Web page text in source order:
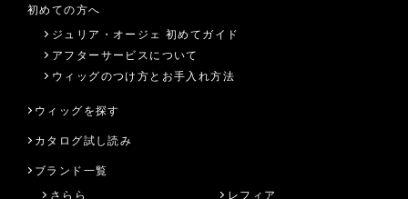
初めての方へ
ジュリア・オージェ 初めてガイド
アフターサービスについて
ウィッグのつけ方とお手入れ方法
ウィッグを探す
カタログ試し読み
ブランド一覧
さらら
レフィア